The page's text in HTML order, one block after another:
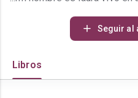
Seguir al
Libros